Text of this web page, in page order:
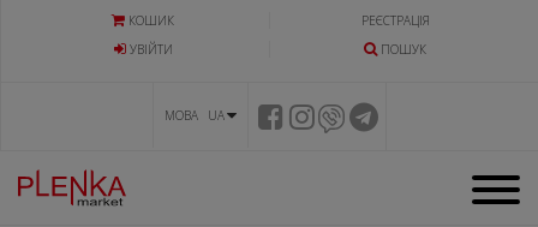
КОШИК
РЕЄСТРАЦІЯ
УВIЙТИ
ПОШУК
МОВА UA